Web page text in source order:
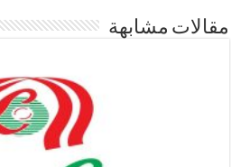
مقالات مشابهة